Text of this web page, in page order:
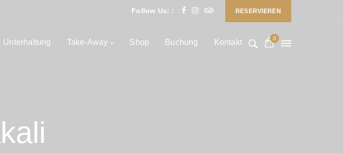
Follow Us: : RESERVIEREN
0
Unterhaltung Take-Away Shop Buchung Kontakt